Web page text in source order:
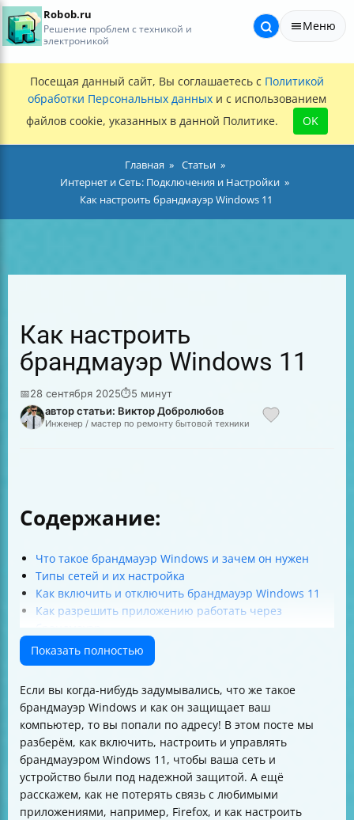
Robob.ru
Решение проблем с техникой и
электроникой
Меню
Посещая данный сайт, Вы соглашаетесь с Политикой
обработки Персональных данных и с использованием
файлов cookie, указанных в данной Политике.
OK
Главная
Статьи
Интернет и Сеть: Подключения и Настройки
Как настроить брандмауэр Windows 11
Как настроить
брандмауэр Windows 11
📅28 сентября 2025⏱5 минут
автор статьи: Виктор Добролюбов
Инженер / мастер по ремонту бытовой техники
Содержание:
Что такое брандмауэр Windows и зачем он нужен
Типы сетей и их настройка
Как включить и отключить брандмауэр Windows 11
Как разрешить приложению работать через
Дополнительные параметры и управление
правилами
Настройка брандмауэра для DCOM и OPC
Пример создания правила для DCOM
Как проверить, работает ли брандмауэр
Почему важно не отключать брандмауэр
Настройка брандмауэра для Firefox
Итоговая таблица: основные действия с
брандмауэром Windows 11
Показать полностью
Если вы когда-нибудь задумывались, что же такое
брандмауэр Windows и как он защищает ваш
компьютер, то вы попали по адресу! В этом посте мы
разберём, как включить, настроить и управлять
брандмауэром Windows 11, чтобы ваша сеть и
устройство были под надежной защитой. А ещё
расскажем, как не потерять связь с любимыми
приложениями, например, Firefox, и как настроить